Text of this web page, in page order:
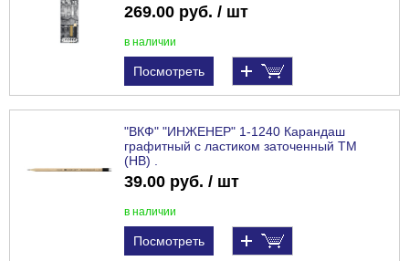
269.00 руб. / шт
в наличии
Посмотреть
"ВКФ" "ИНЖЕНЕР" 1-1240 Карандаш
графитный с ластиком заточенный ТМ
(HB) .
39.00 руб. / шт
в наличии
Посмотреть